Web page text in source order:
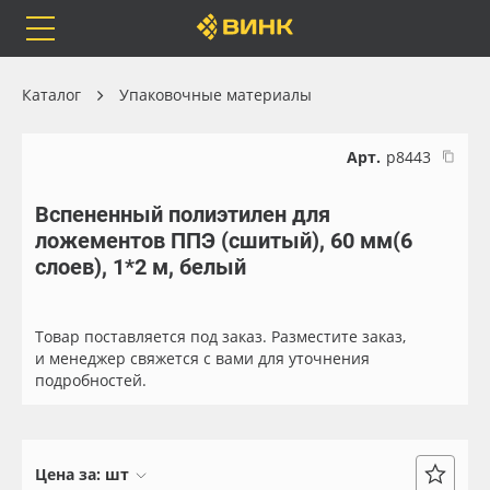
Каталог
Orafol
Бренды
Доставка
Весь каталог
Рулонные материалы
Самоклеящиеся плёнки
Листовые материалы
Каталог Упаковочные материалы
Арт. р8443
Вспененный полиэтилен для
ложементов ППЭ (сшитый), 60 мм(6
слоев), 1*2 м, белый
Товар поставляется под заказ. Разместите заказ,
и менеджер свяжется с вами для уточнения
подробностей.
Цена за: шт